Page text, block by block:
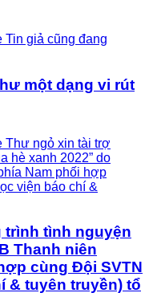
một dạng vi rút
tình nguyện
Thanh niên
cùng Đội SVTN
& tuyên truyền) tổ